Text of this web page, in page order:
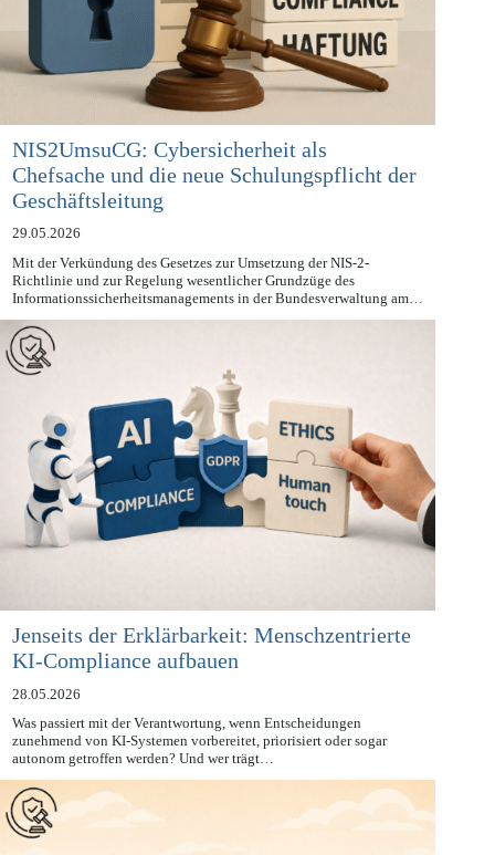
NIS2UmsuCG: Cybersicherheit als
Chefsache und die neue Schulungspflicht der
Geschäftsleitung
29.05.2026
Mit der Verkündung des Gesetzes zur Umsetzung der NIS-2-
Richtlinie und zur Regelung wesentlicher Grundzüge des
Informationssicherheitsmanagements in der Bundesverwaltung am…
Jenseits der Erklärbarkeit: Menschzentrierte
KI-Compliance aufbauen
28.05.2026
Was passiert mit der Verantwortung, wenn Entscheidungen
zunehmend von KI-Systemen vorbereitet, priorisiert oder sogar
autonom getroffen werden? Und wer trägt…